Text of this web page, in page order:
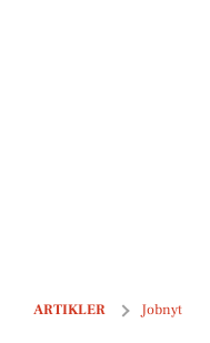
ARTIKLER Jobnyt
Bliv bygningssnedker/